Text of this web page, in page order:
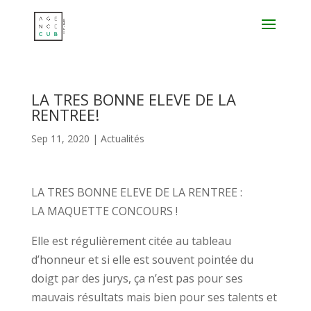
LA TRES BONNE ELEVE DE LA
RENTREE!
Sep 11, 2020 | Actualités
LA TRES BONNE ELEVE DE LA RENTREE :
LA MAQUETTE CONCOURS !
Elle est régulièrement citée au tableau
d’honneur et si elle est souvent pointée du
doigt par des jurys, ça n’est pas pour ses
mauvais résultats mais bien pour ses talents et